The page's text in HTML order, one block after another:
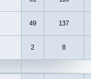
49 137
2 8